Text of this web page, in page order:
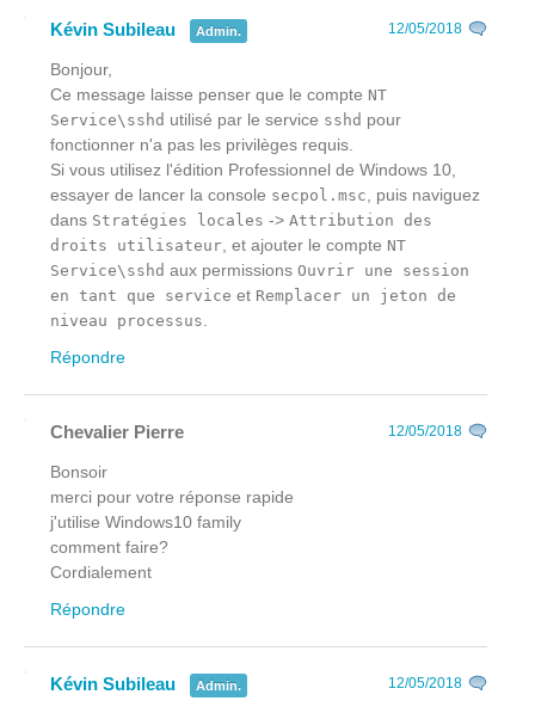
Kévin Subileau Admin. 12/05/2018
Bonjour,
Ce message laisse penser que le compte NT
Service\sshd utilisé par le service sshd pour
fonctionner n'a pas les privilèges requis.
Si vous utilisez l'édition Professionnel de Windows 10,
essayer de lancer la console secpol.msc, puis naviguez
dans Stratégies locales -> Attribution des
droits utilisateur, et ajouter le compte NT
Service\sshd aux permissions Ouvrir une session
en tant que service et Remplacer un jeton de
niveau processus.
Répondre
Chevalier Pierre 12/05/2018
Bonsoir
merci pour votre réponse rapide
j'utilise Windows10 family
comment faire?
Cordialement
Répondre
Kévin Subileau Admin. 12/05/2018